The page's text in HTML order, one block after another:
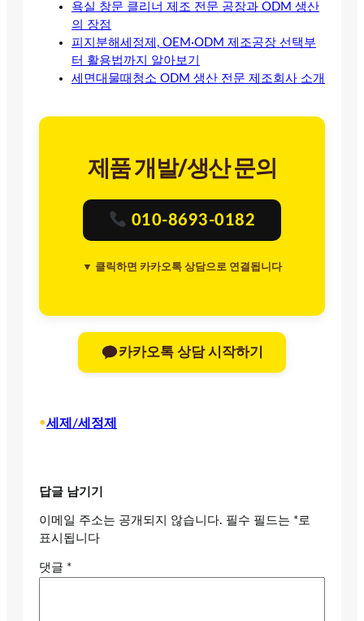
욕실 창문 클리너 제조 전문 공장과 ODM 생산
의 장점
피지분해세정제, OEM·ODM 제조공장 선택부
터 활용법까지 알아보기
세면대물때청소 ODM 생산 전문 제조회사 소개
제품 개발/생산 문의
010-8693-0182
▼ 클릭하면 카카오톡 상담으로 연결됩니다
카카오톡 상담 시작하기
•세제/세정제
답글 남기기
이메일 주소는 공개되지 않습니다. 필수 필드는 *로
표시됩니다
댓글 *